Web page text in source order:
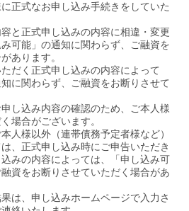
正式なお申し込み手続きをしていた
と正式申し込みの内容に相違・変更
可能」の通知に関わらず、ご融資を
あります。
だく正式申し込みの内容によって
に関わらず、ご融資をお断りさせて
し込み内容の確認のため、ご本人様
場合がございます。
人様以外（連帯債務予定者様など）
、正式申し込み時にご申告いただき
みの内容によっては、「申し込み可
資をお断りさせていただく場合があ
は、申し込みホームページで入力さ